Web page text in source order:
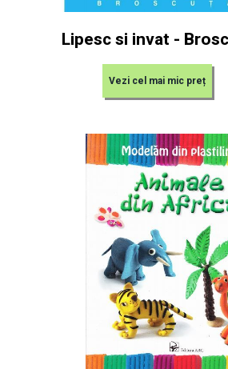
Lipesc si invat -
Vezi cel mai mic preț